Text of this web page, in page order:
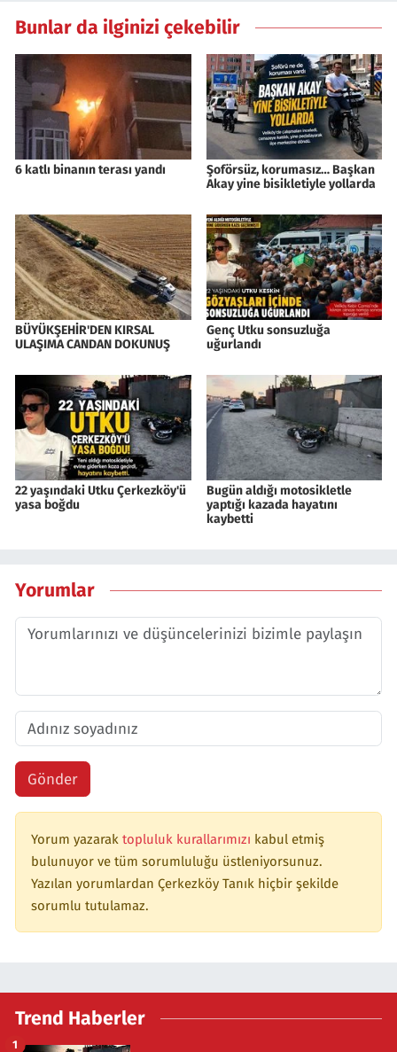
Bunlar da ilginizi çekebilir
6 katlı binanın terası yandı
Şoförsüz, korumasız… Başkan
Akay yine bisikletiyle yollarda
BÜYÜKŞEHİR'DEN KIRSAL
ULAŞIMA CANDAN DOKUNUŞ
Genç Utku sonsuzluğa
uğurlandı
22 yaşındaki Utku Çerkezköy'ü
yasa boğdu
Bugün aldığı motosikletle
yaptığı kazada hayatını
kaybetti
Yorumlar
Gönder
Yorum yazarak topluluk kurallarımızı kabul etmiş
bulunuyor ve tüm sorumluluğu üstleniyorsunuz.
Yazılan yorumlardan Çerkezköy Tanık hiçbir şekilde
sorumlu tutulamaz.
Trend Haberler
1